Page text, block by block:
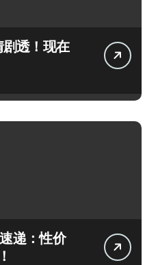
透！现在
递：性价